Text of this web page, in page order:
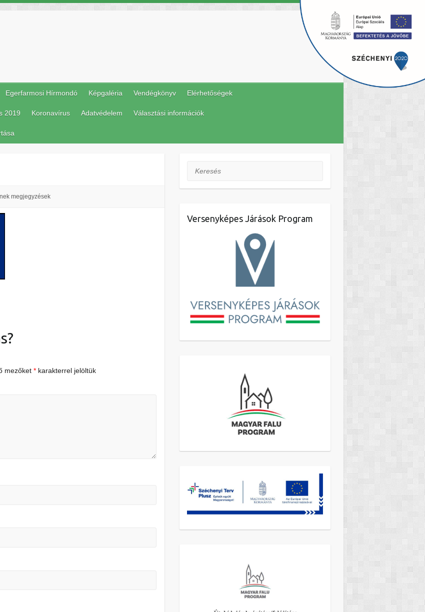
Egerfarmosi Hírmondó Képgaléria Vendégkönyv Elérhetőségek
2019 Koronavírus Adatvédelem Választási információk
megjegyzések
mezőket* karakterrel jelöltük
Keresés
Versenyképes Járások Program